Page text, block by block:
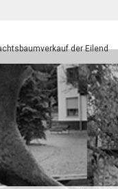
der Eilendorfer